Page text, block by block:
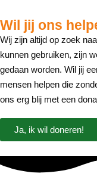
Wil jij ons
Wij zijn altijd op zoek
kunnen gebruiken, zijn
gedaan worden. Wil jij
mensen helpen die
ons erg blij met een
Ja, ik wil doneren!